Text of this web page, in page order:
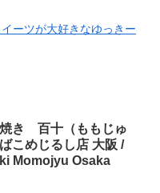
ーツが大好きなゆっきー
焼き 百十（ももじゅ
こめじるし店 大阪 /
Momojyu Osaka